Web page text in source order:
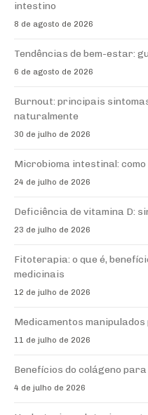
intestino
8 de agosto de 2026
Tendências de bem-estar:
6 de agosto de 2026
Burnout: principais
naturalmente
30 de julho de 2026
Microbioma intestinal:
24 de julho de 2026
Deficiência de vitamina D:
23 de julho de 2026
Fitoterapia: o que é,
medicinais
12 de julho de 2026
Medicamentos
11 de julho de 2026
Benefícios do colágeno
4 de julho de 2026